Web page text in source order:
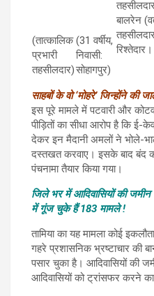
(तात्कालिक
प्रभारी
तहसीलदार)
(31 वर्षीय,
निवासी:
सोहागपुर)
बालरेन
रिश्तेदार।
साहबों के वो ‘मोहरे’ जिन्होंने की
इस पूरे मामले में पटवारी और
पीड़ितों का सीधा आरोप है कि ई-
देकर इन मैदानी अमलों ने भोले-
दस्तखत करवाए। इसके बाद बंद
पंचनामा तैयार किया गया।
जिले भर में आदिवासियों की जमीन
में गूंज चुके हैं 183 मामले !
तामिया का यह मामला कोई
गहरे प्रशासनिक भ्रष्टाचार की
पसार चुका है। आदिवासियों की
आदिवासियों को ट्रांसफर करने